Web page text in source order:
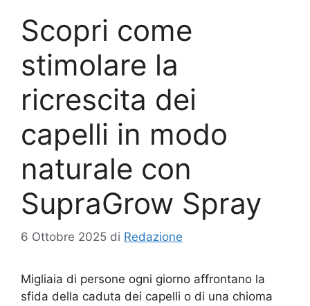
Scopri come
stimolare la
ricrescita dei
capelli in modo
naturale con
SupraGrow Spray
6 Ottobre 2025 di Redazione
Migliaia di persone ogni giorno affrontano la
sfida della caduta dei capelli o di una chioma